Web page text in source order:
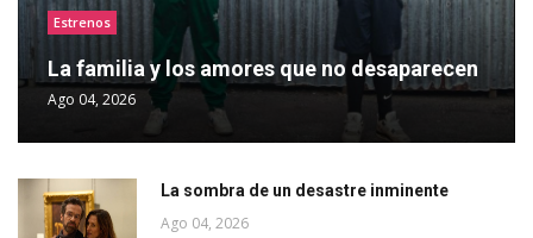
Estrenos
La familia y los amores que no desaparecen
Ago 04, 2026
La sombra de un desastre inminente
Ago 04, 2026